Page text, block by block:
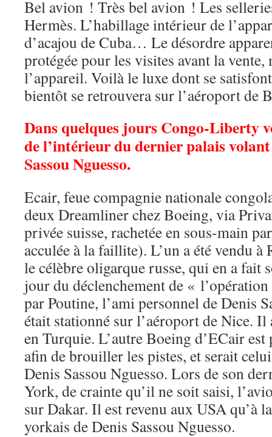
Bel avion ! Très bel avion ! Les
Hermès. L’habillage intérieur de
d’acajou de Cuba… Le désordre
protégée pour les visites avant la vente,
l’appareil. Voilà le luxe dont se
bientôt se retrouvera sur l’aéroport de
Dans quelques jours Congo-Liberty
de l’intérieur du dernier palais
Sassou Nguesso.
Ecair, feue compagnie nationale
deux Dreamliner chez Boeing, via
privée suisse, rachetée en sous-main
acculée à la faillite). L’un a été vendu
le célèbre oligarque russe, qui en a fait
jour du déclenchement de «
par Poutine, l’ami personnel de Denis
était stationné sur l’aéroport de Nice. Il
en Turquie. L’autre Boeing d’ECair est
afin de brouiller les pistes, et serait
Denis Sassou Nguesso. Lors de son
York, de crainte qu’il ne soit saisi,
sur Dakar. Il est revenu aux USA qu’à
yorkais de Denis Sassou Nguesso.